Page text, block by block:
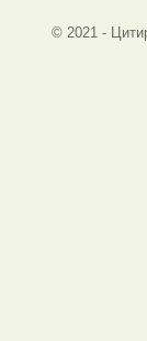
© 2021 -